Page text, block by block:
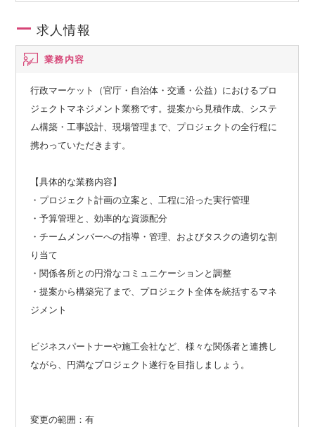
求人情報
業務内容
行政マーケット（官庁・自治体・交通・公益）におけるプロ
ジェクトマネジメント業務です。提案から見積作成、システ
ム構築・工事設計、現場管理まで、プロジェクトの全行程に
携わっていただきます。
【具体的な業務内容】
・プロジェクト計画の立案と、工程に沿った実行管理
・予算管理と、効率的な資源配分
・チームメンバーへの指導・管理、およびタスクの適切な割
り当て
・関係各所との円滑なコミュニケーションと調整
・提案から構築完了まで、プロジェクト全体を統括するマネ
ジメント
ビジネスパートナーや施工会社など、様々な関係者と連携し
ながら、円満なプロジェクト遂行を目指しましょう。
変更の範囲：有